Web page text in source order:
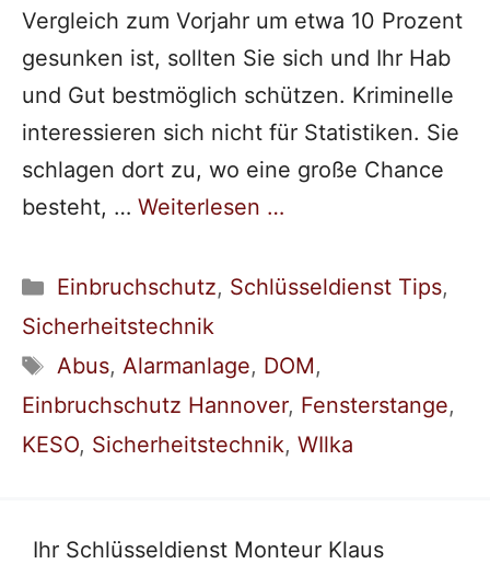
Vergleich zum Vorjahr um etwa 10 Prozent
gesunken ist, sollten Sie sich und Ihr Hab
und Gut bestmöglich schützen. Kriminelle
interessieren sich nicht für Statistiken. Sie
schlagen dort zu, wo eine große Chance
besteht, … Weiterlesen …
Kategorien
Einbruchschutz, Schlüsseldienst Tips,
Sicherheitstechnik
Schlagwörter
Abus, Alarmanlage, DOM,
Einbruchschutz Hannover, Fensterstange,
KESO, Sicherheitstechnik, WIlka
Ihr Schlüsseldienst Monteur Klaus